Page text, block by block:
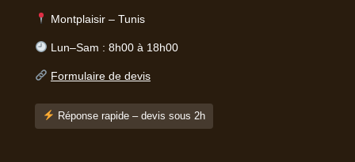
Montplaisir – Tunis
Lun–Sam : 8h00 à 18h00
Formulaire de devis
Réponse rapide – devis sous 2h